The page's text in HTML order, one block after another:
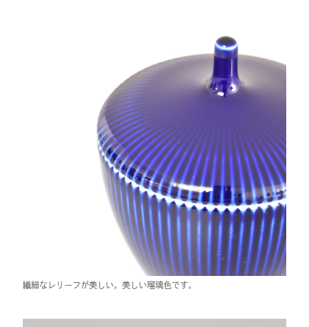
繊細なレリーフが美しい。美しい瑠璃色です。